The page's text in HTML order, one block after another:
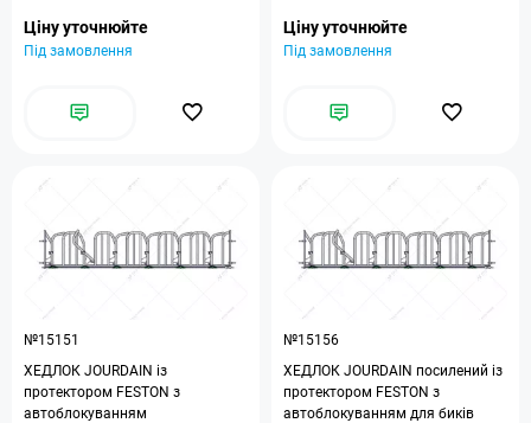
Ціну уточнюйте
Під замовлення
Ціну уточнюйте
Під замовлення
№15151
ХЕДЛОК JOURDAIN із
протектором FESTON з
автоблокуванням
№15156
ХЕДЛОК JOURDAIN посилений із
протектором FESTON з
автоблокуванням для биків